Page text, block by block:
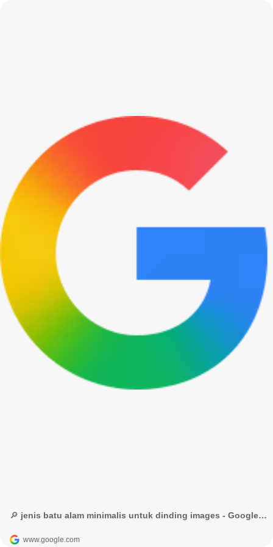
🔎 jenis batu alam minimalis untuk dinding images - Google Penelusuran
www.google.com